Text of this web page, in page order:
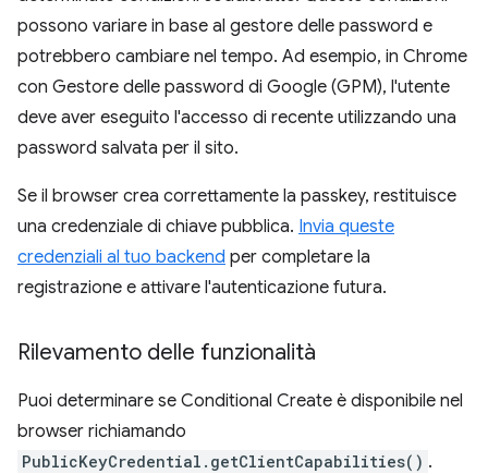
possono variare in base al gestore delle password e
potrebbero cambiare nel tempo. Ad esempio, in Chrome
con Gestore delle password di Google (GPM), l'utente
deve aver eseguito l'accesso di recente utilizzando una
password salvata per il sito.
Se il browser crea correttamente la passkey, restituisce
una credenziale di chiave pubblica. Invia queste
credenziali al tuo backend per completare la
registrazione e attivare l'autenticazione futura.
Rilevamento delle funzionalità
Puoi determinare se Conditional Create è disponibile nel
browser richiamando
PublicKeyCredential.getClientCapabilities() .